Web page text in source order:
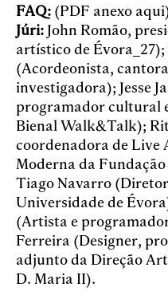
FAQ: (PDF anexo
Júri: John Romão,
artístico de
(Acordeonista,
investigadora); Jesse
programador cultural
Bienal Walk&Talk);
coordenadora de Live
Moderna da
Tiago Navarro
Universidade de
(Artista e
Ferreira (Designer,
adjunto da Direção
D. Maria II).